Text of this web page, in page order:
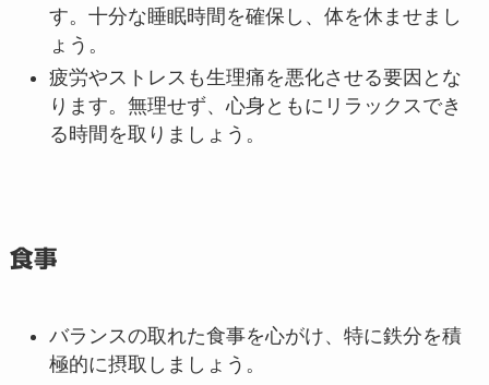
す。十分な睡眠時間を確保し、体を休ませまし
ょう。
疲労やストレスも生理痛を悪化させる要因とな
ります。無理せず、心身ともにリラックスでき
る時間を取りましょう。
食事
バランスの取れた食事を心がけ、特に鉄分を積
極的に摂取しましょう。